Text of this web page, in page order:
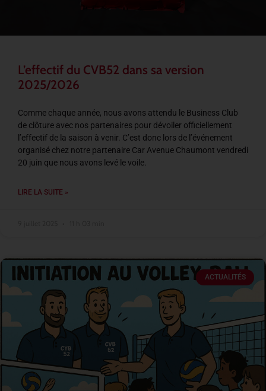
L’effectif du CVB52 dans sa version
2025/2026
Comme chaque année, nous avons attendu le Business Club
de clôture avec nos partenaires pour dévoiler officiellement
l’effectif de la saison à venir. C’est donc lors de l’événement
organisé chez notre partenaire Car Avenue Chaumont vendredi
20 juin que nous avons levé le voile.
LIRE LA SUITE »
ACTUALITÉS